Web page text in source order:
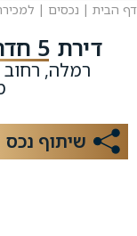
דף הבית | נכסים |
דירת 5 חדרים, בשכונת נאות שמיר
רמלה, רחוב
שיתוף נכס